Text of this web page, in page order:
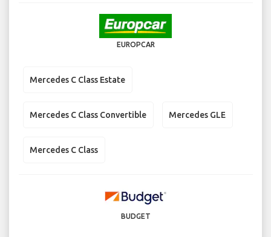
EUROPCAR
Mercedes C Class Estate
Mercedes C Class Convertible Mercedes GLE
Mercedes C Class
BUDGET